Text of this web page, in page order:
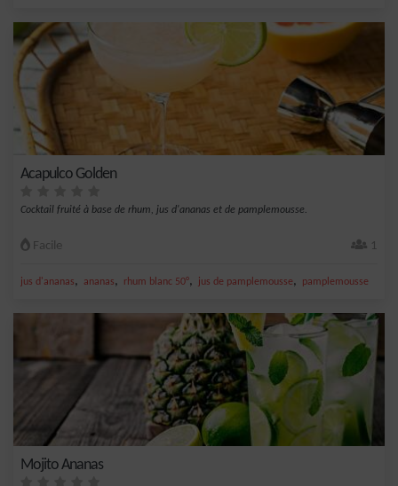
Acapulco Golden
Cocktail fruité à base de rhum, jus d'ananas et de pamplemousse.
Facile 1
jus d'ananas, ananas, rhum blanc 50°, jus de pamplemousse, pamplemousse
Mojito Ananas